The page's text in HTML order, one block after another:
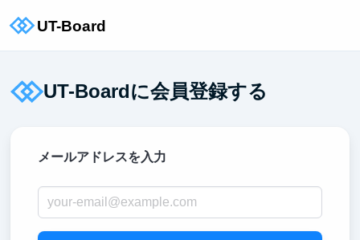
UT-Boardに会員登録する
メールアドレスを入力